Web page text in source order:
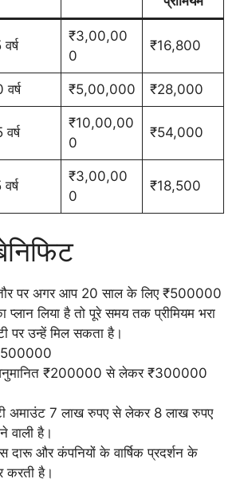
₹3,00,00
0
₹16,800
₹5,00,000 ₹28,000
₹10,00,00
0
₹54,000
₹3,00,00
0
₹18,500
पर अगर आप 20 साल के लिए ₹500000
प्लान लिया है तो पूरे समय तक प्रीमियम भरा
पर उन्हें मिल सकता है।
₹200000 से लेकर ₹300000
अमाउंट 7 लाख रुपए से लेकर 8 लाख रुपए
वाली है।
दारू और कंपनियों के वार्षिक प्रदर्शन के
करती है।